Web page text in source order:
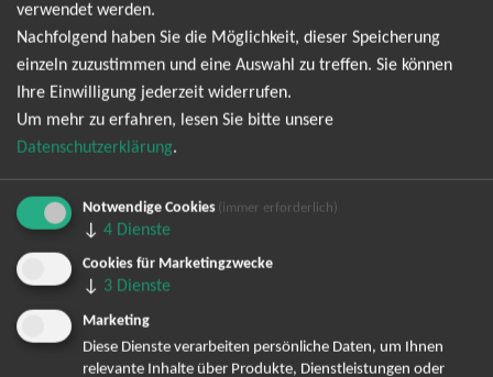
Ich möchte den regelmäßig erscheinenden Newsletter
abonnieren und bin daher mit einer Speicherung meiner E-
Mail-Adresse zum Zweck der Zustellung des Newsletters
entsprechend derDatenschutzerklärungeinverstanden. Den
Newsletter kann ich jederzeit wieder abbestellen.
verwendet werden.
Nachfolgend haben Sie die Möglichkeit, dieser Speicherung
einzeln zuzustimmen und eine Auswahl zu treffen. Sie können
Ihre Einwilligung jederzeit widerrufen.
Um mehr zu erfahren, lesen Sie bitte unsere
Datenschutzerklärung.
Notwendige Cookies (immer erforderlich)
↓ 4 Dienste
Cookies für Marketingzwecke
↓ 3 Dienste
Marketing
Diese Dienste verarbeiten persönliche Daten, um Ihnen
relevante Inhalte über Produkte, Dienstleistungen oder